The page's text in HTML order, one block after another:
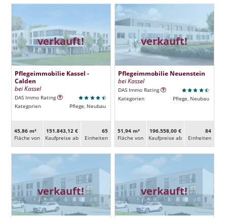
verkauft!
Pflegeimmobilie Kassel -
Calden
bei Kassel
DAS Immo Rating
Kategorien
Pflege, Neubau
45,86 m²
Fläche von
151.843,12 €
Kaufpreise ab
65
Ein­heiten
verkauft!
Pflegeimmobilie Neuenstein
bei Kassel
DAS Immo Rating
Kategorien
Pflege, Neubau
51,94 m²
Fläche von
196.558,00 €
Kaufpreise ab
84
Ein­heiten
verkauft! verkauft!